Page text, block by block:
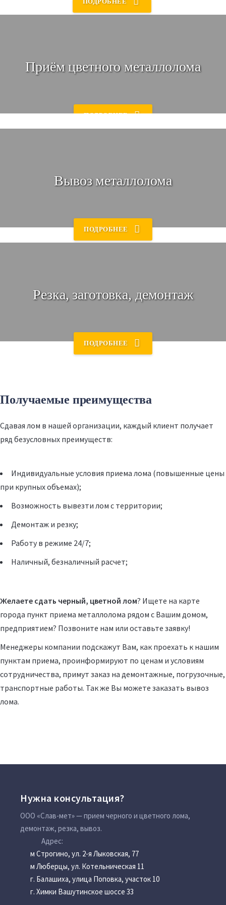
и уточним все необходимые детали
🚚 Или ждём Вас в наших пунктах приёма
Далее - оценка стоимости и оплата наличными или
переводом 💶
Приём цветного металлолома
ПОДРОБНЕЕ
Вывоз металлолома
ПОДРОБНЕЕ
Резка, заготовка, демонтаж
ПОДРОБНЕЕ
Получаемые преимущества
Сдавая лом в нашей организации, каждый клиент получает
ряд безусловных преимуществ:
Индивидуальные условия приема лома (повышенные цены
при крупных объемах);
Возможность вывезти лом с территории;
Демонтаж и резку;
Работу в режиме 24/7;
Наличный, безналичный расчет;
Желаете сдать черный, цветной лом? Ищете на карте
города пункт приема металлолома рядом с Вашим домом,
предприятием? Позвоните нам или оставьте заявку!
Менеджеры компании подскажут Вам, как проехать к нашим
пунктам приема, проинформируют по ценам и условиям
сотрудничества, примут заказ на демонтажные, погрузочные,
транспортные работы. Так же Вы можете заказать вывоз
лома.
Нужна консультация?
ООО «Слав-мет» — прием черного и цветного лома,
демонтаж, резка, вывоз.
Адрес:
м Строгино, ул. 2-я Лыковская, 77
м Люберцы, ул. Котельническая 11
г. Балашиха, улица Поповка, участок 10
г. Химки Вашутинское шоссе 33